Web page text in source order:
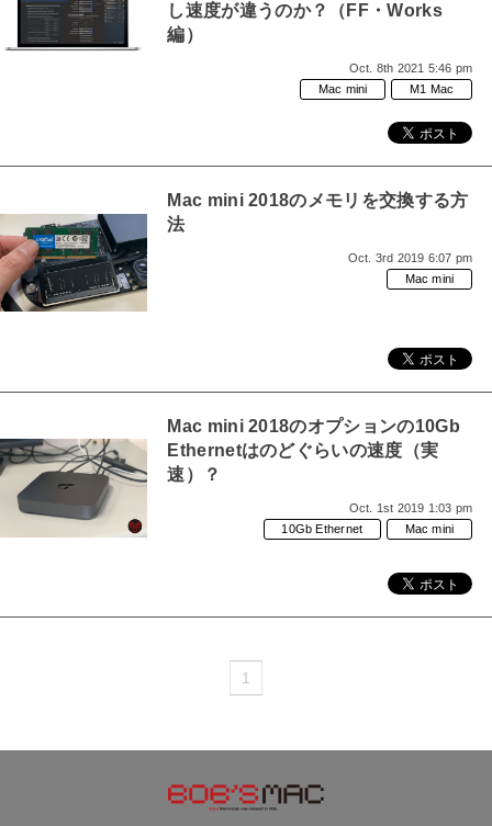
し速度が違うのか？（FF・Works
編）
Oct. 8th 2021 5:46 pm
Mac mini
M1 Mac
Mac mini 2018のメモリを交換する方
法
Oct. 3rd 2019 6:07 pm
Mac mini
Mac mini 2018のオプションの10Gb
Ethernetはのどぐらいの速度（実
速）？
Oct. 1st 2019 1:03 pm
10Gb Ethernet
Mac mini
1